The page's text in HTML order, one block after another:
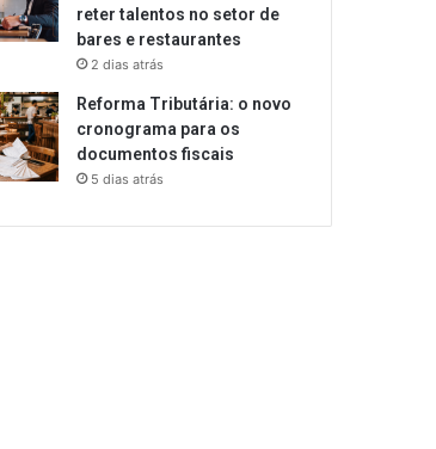
reter talentos no setor de
bares e restaurantes
2 dias atrás
Reforma Tributária: o novo
cronograma para os
documentos fiscais
5 dias atrás